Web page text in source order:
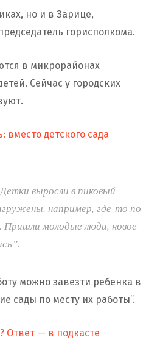
но и в Зарице,
горисполкома.
в микрорайонах
Сейчас у городских
вместо детского сада
выросли в пиковый
например, где-то по
молодые люди, новое
можно завезти ребенка в
сады по месту их работы”.
Ответ — в подкасте